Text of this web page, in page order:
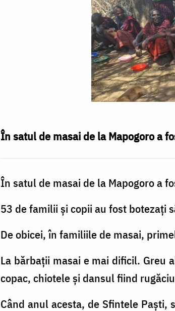
În satul de masai de la Mapogoro a
În satul de masai de la Mapogoro a
53 de familii și copii au fost botezați
De obicei, în familiile de masai,
La bărbații masai e mai dificil. Greu
copac, chiotele și dansul fiind
Când anul acesta, de Sfintele